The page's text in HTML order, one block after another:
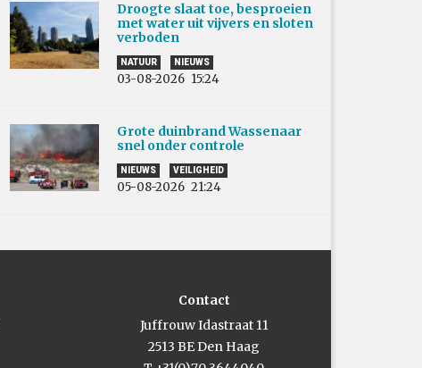
Droogte slaat toe, besproeien
met water uit vijvers en sloten
verboden
NATUUR NIEUWS
03-08-2026 15:24
Grote duinbrand Wassenaar
snel onder controle
NIEUWS VEILIGHEID
05-08-2026 21:24
Contact
Juffrouw Idastraat 11
2513 BE Den Haag